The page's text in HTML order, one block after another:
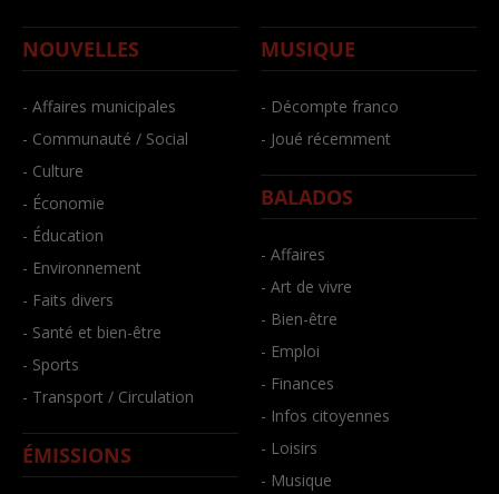
NOUVELLES
- Affaires municipales
- Communauté / Social
- Culture
- Économie
- Éducation
- Environnement
- Faits divers
- Santé et bien-être
- Sports
- Transport / Circulation
ÉMISSIONS
MUSIQUE
- Décompte franco
- Joué récemment
BALADOS
- Affaires
- Art de vivre
- Bien-être
- Emploi
- Finances
- Infos citoyennes
- Loisirs
- Musique